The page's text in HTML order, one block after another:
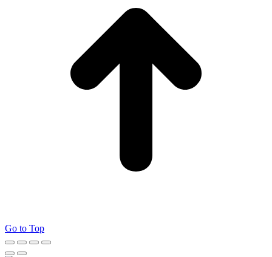
Go to Top